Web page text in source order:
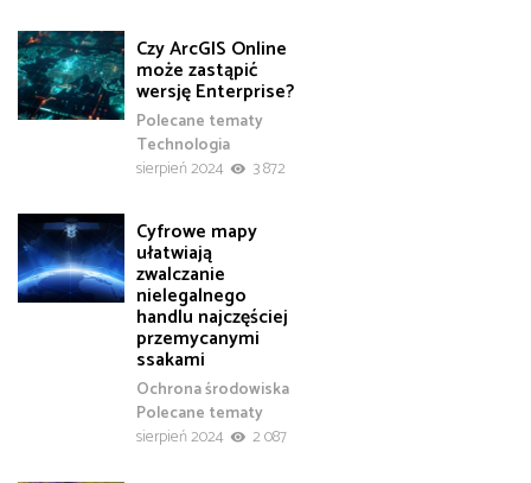
Czy ArcGIS Online
może zastąpić
wersję Enterprise?
Polecane tematy
Technologia
sierpień 2024
3 872
Cyfrowe mapy
ułatwiają
zwalczanie
nielegalnego
handlu najczęściej
przemycanymi
ssakami
Ochrona środowiska
Polecane tematy
sierpień 2024
2 087